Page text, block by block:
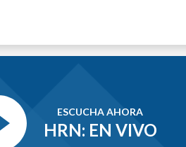
ESCUCHA AHORA
HRN: EN VIVO